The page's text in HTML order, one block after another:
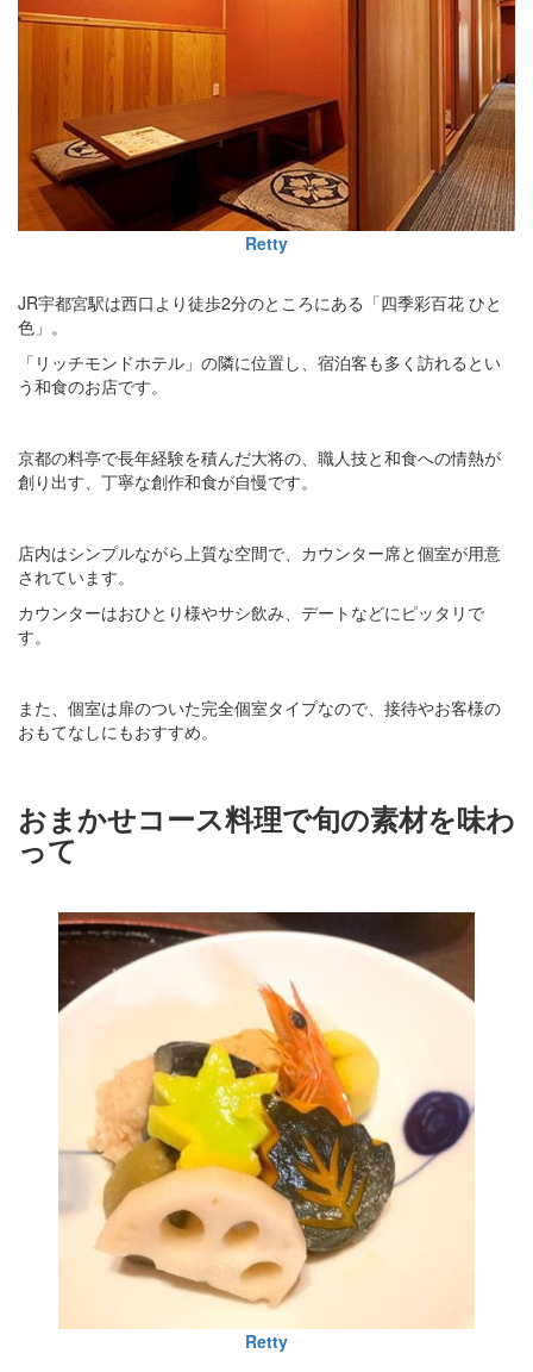
Retty
JR宇都宮駅は西口より徒歩2分のところにある「四季彩百花 ひと
色」。
「リッチモンドホテル」の隣に位置し、宿泊客も多く訪れるとい
う和食のお店です。
京都の料亭で長年経験を積んだ大将の、職人技と和食への情熱が
創り出す、丁寧な創作和食が自慢です。
店内はシンプルながら上質な空間で、カウンター席と個室が用意
されています。
カウンターはおひとり様やサシ飲み、デートなどにピッタリで
す。
また、個室は扉のついた完全個室タイプなので、接待やお客様の
おもてなしにもおすすめ。
おまかせコース料理で旬の素材を味わ
って
Retty